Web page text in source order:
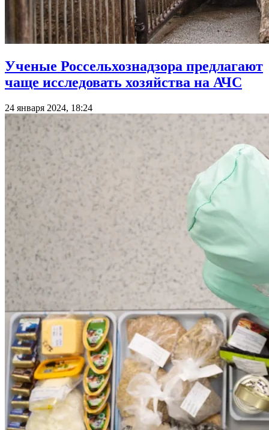
Ученые Россельхознадзора предлагают
чаще исследовать хозяйства на АЧС
24 января 2024, 18:24